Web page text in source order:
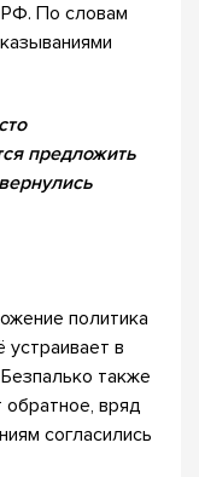
По словам
предложить
политика
устраивает в
также
обратное, вряд
согласились